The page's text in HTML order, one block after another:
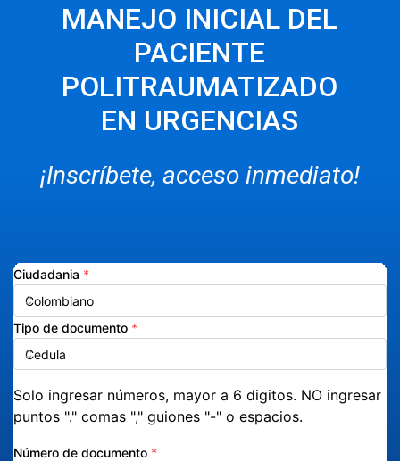
MANEJO INICIAL DEL
PACIENTE
POLITRAUMATIZADO
EN URGENCIAS
¡Inscríbete, acceso inmediato!